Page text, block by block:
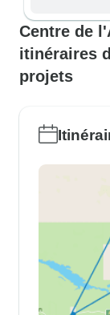
Centre de
itinéraires
projets